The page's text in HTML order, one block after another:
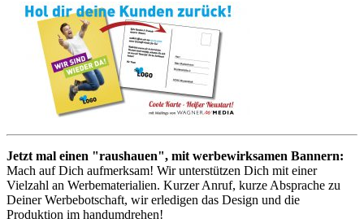
Jetzt mal einen "raushauen", mit werbewirksamen Bannern:
Mach auf Dich aufmerksam! Wir unterstützen Dich mit einer
Vielzahl an Werbematerialien. Kurzer Anruf, kurze Absprache zu
Deiner Werbebotschaft, wir erledigen das Design und die
Produktion im handumdrehen!